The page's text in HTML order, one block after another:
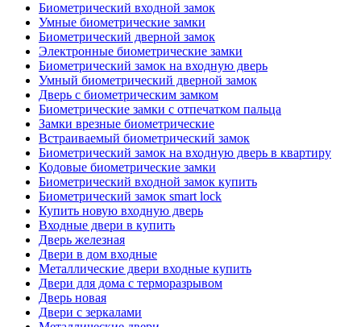
Биометрический входной замок
Умные биометрические замки
Биометрический дверной замок
Электронные биометрические замки
Биометрический замок на входную дверь
Умный биометрический дверной замок
Дверь с биометрическим замком
Биометрические замки с отпечатком пальца
Замки врезные биометрические
Встраиваемый биометрический замок
Биометрический замок на входную дверь в квартиру
Кодовые биометрические замки
Биометрический входной замок купить
Биометрический замок smart lock
Купить новую входную дверь
Входные двери в купить
Дверь железная
Двери в дом входные
Металлические двери входные купить
Двери для дома с терморазрывом
Дверь новая
Двери с зеркалами